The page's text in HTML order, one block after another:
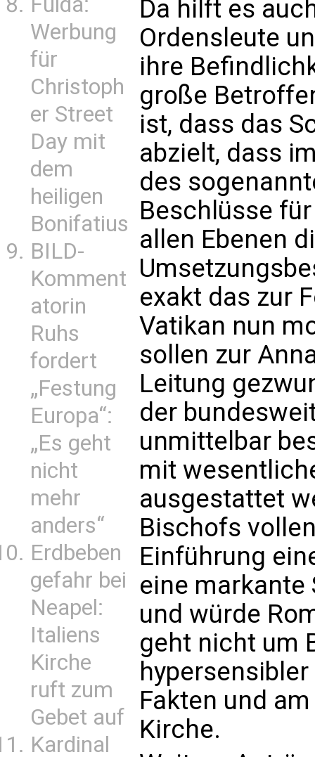
Werbung
für
Christoph
er Street
Day mit
dem
heiligen
Bonifatius
BILD-
Komment
atorin
Ruhs
fordert
„Festung
Europa“:
„Es geht
nicht
mehr
anders“
Erdbeben
gefahr bei
Neapel:
Italiens
Kirche
ruft zum
Gebet auf
Kardinal
Da hilft es
Ordensleute
ihre
große
ist, dass das
abzielt, dass
des
Beschlüsse
allen Ebenen
exakt das zur
Vatikan nun
sollen zur
Leitung
der
unmittelbar
mit
ausgestattet
Bischofs
Einführung
eine markante
und würde
geht nicht um
Fakten und
Kirche.